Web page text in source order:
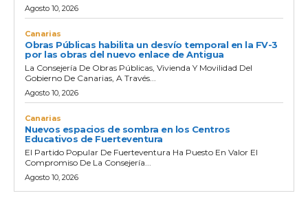
Agosto 10, 2026
Canarias
Obras Públicas habilita un desvío temporal en la FV-3
por las obras del nuevo enlace de Antigua
La Consejería De Obras Públicas, Vivienda Y Movilidad Del
Gobierno De Canarias, A Través...
Agosto 10, 2026
Canarias
Nuevos espacios de sombra en los Centros
Educativos de Fuerteventura
El Partido Popular De Fuerteventura Ha Puesto En Valor El
Compromiso De La Consejería...
Agosto 10, 2026